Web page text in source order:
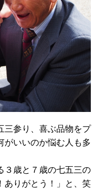
三参り、喜ぶ品物をプ
がいいのか悩む人も多
３歳と７歳の七五三の
ありがとう！」と、笑